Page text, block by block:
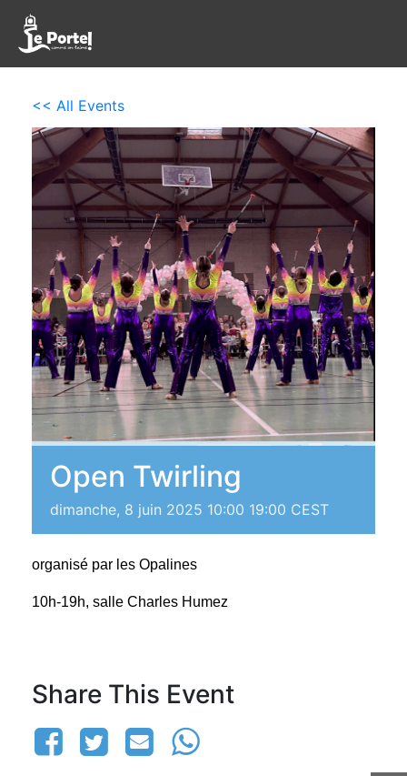
<< All Events
Open Twirling
dimanche, 8 juin 2025 10:00 19:00 CEST
organisé par les Opalines
10h-19h, salle Charles Humez
Share This Event